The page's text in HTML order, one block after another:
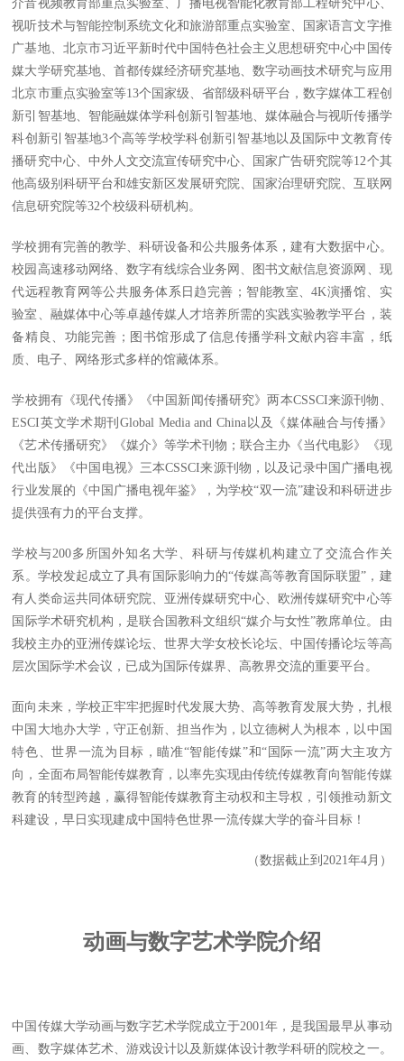
介音视频教育部重点实验室、广播电视智能化教育部工程研究中心、
视听技术与智能控制系统文化和旅游部重点实验室、国家语言文字推
广基地、北京市习近平新时代中国特色社会主义思想研究中心中国传
媒大学研究基地、首都传媒经济研究基地、数字动画技术研究与应用
北京市重点实验室等13个国家级、省部级科研平台，数字媒体工程创
新引智基地、智能融媒体学科创新引智基地、媒体融合与视听传播学
科创新引智基地3个高等学校学科创新引智基地以及国际中文教育传
播研究中心、中外人文交流宣传研究中心、国家广告研究院等12个其
他高级别科研平台和雄安新区发展研究院、国家治理研究院、互联网
信息研究院等32个校级科研机构。
学校拥有完善的教学、科研设备和公共服务体系，建有大数据中心。
校园高速移动网络、数字有线综合业务网、图书文献信息资源网、现
代远程教育网等公共服务体系日趋完善；智能教室、4K演播馆、实
验室、融媒体中心等卓越传媒人才培养所需的实践实验教学平台，装
备精良、功能完善；图书馆形成了信息传播学科文献内容丰富，纸
质、电子、网络形式多样的馆藏体系。
学校拥有《现代传播》《中国新闻传播研究》两本CSSCI来源刊物、
ESCI英文学术期刊Global Media and China以及《媒体融合与传播》
《艺术传播研究》《媒介》等学术刊物；联合主办《当代电影》《现
代出版》《中国电视》三本CSSCI来源刊物，以及记录中国广播电视
行业发展的《中国广播电视年鉴》，为学校“双一流”建设和科研进步
提供强有力的平台支撑。
学校与200多所国外知名大学、科研与传媒机构建立了交流合作关
系。学校发起成立了具有国际影响力的“传媒高等教育国际联盟”，建
有人类命运共同体研究院、亚洲传媒研究中心、欧洲传媒研究中心等
国际学术研究机构，是联合国教科文组织“媒介与女性”教席单位。由
我校主办的亚洲传媒论坛、世界大学女校长论坛、中国传播论坛等高
层次国际学术会议，已成为国际传媒界、高教界交流的重要平台。
面向未来，学校正牢牢把握时代发展大势、高等教育发展大势，扎根
中国大地办大学，守正创新、担当作为，以立德树人为根本，以中国
特色、世界一流为目标，瞄准“智能传媒”和“国际一流”两大主攻方
向，全面布局智能传媒教育，以率先实现由传统传媒教育向智能传媒
教育的转型跨越，赢得智能传媒教育主动权和主导权，引领推动新文
科建设，早日实现建成中国特色世界一流传媒大学的奋斗目标！
（数据截止到2021年4月）
动画与数字艺术学院介绍
中国传媒大学动画与数字艺术学院成立于2001年，是我国最早从事动
画、数字媒体艺术、游戏设计以及新媒体设计教学科研的院校之一。